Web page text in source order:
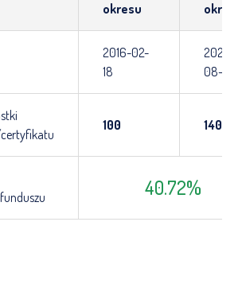
okresu
okresu
2016-02-
18
2026-
08-04
100 140.72
40.72%